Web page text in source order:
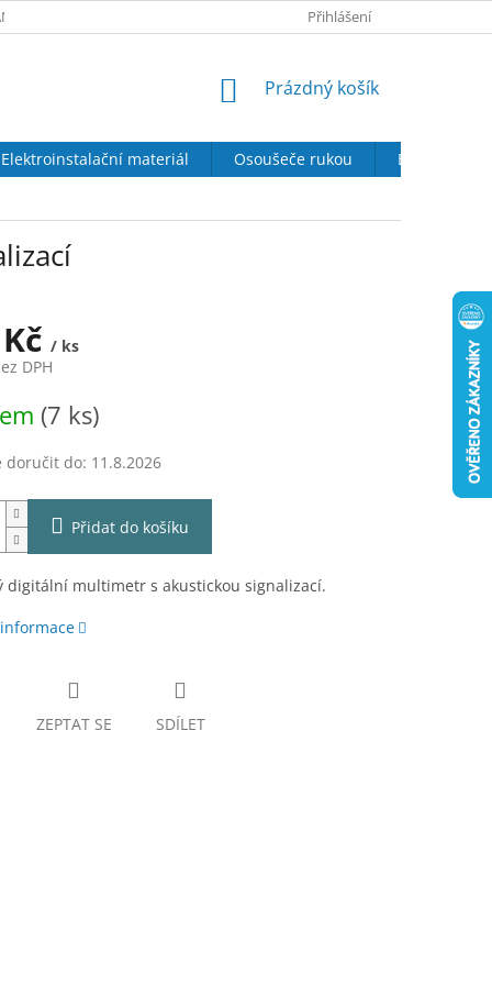
OSOBNÍCH ÚDAJŮ SOUBORY COOKIES DOPRAVA A PLATBA
Přihlášení
NÁKUPNÍ
Prázdný košík
Elektroinstalační materiál Osoušeče rukou
Elektrické
/ ks
DPH
(7 ks)
doručit do: 11.8.2026
Přidat do košíku
digitální multimetr s akustickou signalizací.
ZEPTAT SE SDÍLET